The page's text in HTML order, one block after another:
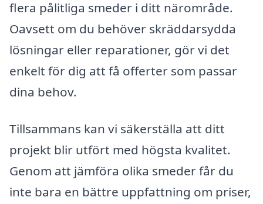
flera pålitliga smeder i ditt närområde.
Oavsett om du behöver skräddarsydda
lösningar eller reparationer, gör vi det
enkelt för dig att få offerter som passar
dina behov.
Tillsammans kan vi säkerställa att ditt
projekt blir utfört med högsta kvalitet.
Genom att jämföra olika smeder får du
inte bara en bättre uppfattning om priser,